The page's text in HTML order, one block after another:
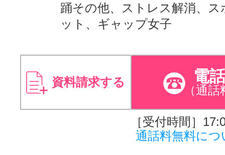
踊その他、ストレス解消、
ット、ギャップ女子
資料請求する 電
（通話
［受付時間］
通話料無料につ